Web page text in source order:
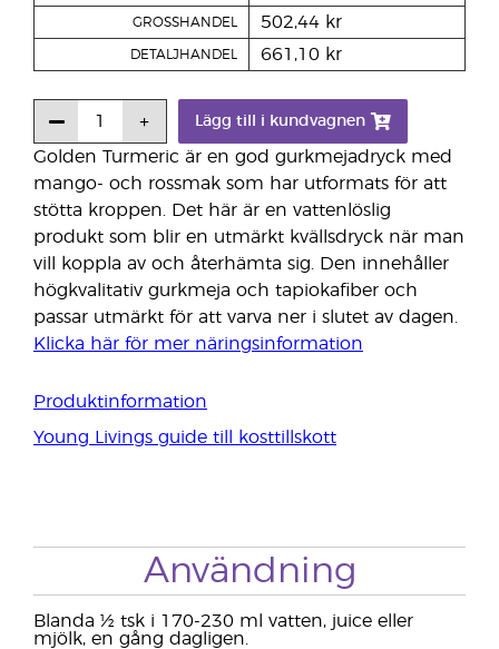
Golden Turmeric är en god gurkmejadryck med
mango- och rossmak som har utformats för att
stötta kroppen. Det här är en vattenlöslig
produkt som blir en utmärkt kvällsdryck när man
vill koppla av och återhämta sig. Den innehåller
högkvalitativ gurkmeja och tapiokafiber och
passar utmärkt för att varva ner i slutet av dagen.
Klicka här för mer näringsinformation
Produktinformation
Young Livings guide till kosttillskott
GROSSHANDEL 502,44 kr
DETALJHANDEL 661,10 kr
Lägg till i kundvagnen
Användning
Blanda ½ tsk i 170-230 ml vatten, juice eller
mjölk, en gång dagligen.